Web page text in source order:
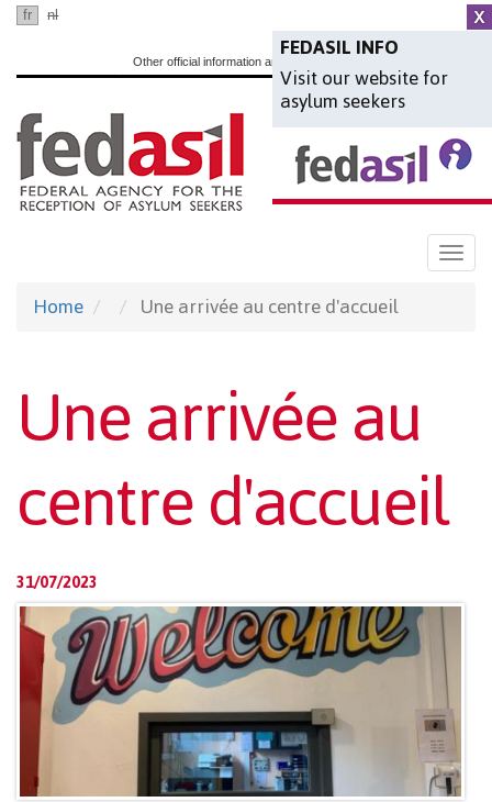
Skip
main
content
FEDASIL INFO
Visit our website for
asylum seekers
fr nl
Other official information and services:
Home Une arrivée au centre d'accueil
Une arrivée au
centre d'accueil
31/07/2023